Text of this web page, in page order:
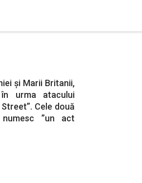
și Marii Britanii,
urma atacului
Cele două
”un act